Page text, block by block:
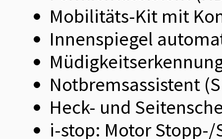
Mobilitäts-Kit mit
Innenspiegel
Notbremsassistent
Heck- und
i-stop: Motor Stopp-/